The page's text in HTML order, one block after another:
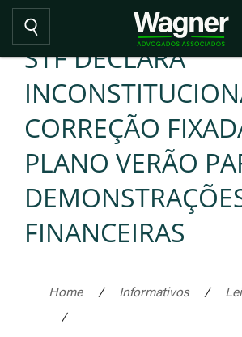
STF DECLARA
CORREÇÃO
PLANO VERÃO
FINANCEIRAS
Home / Informativos /
/